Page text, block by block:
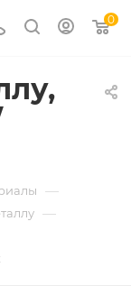
0
—
—